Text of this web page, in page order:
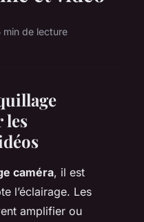
min de lecture
les
caméra, il est
l’éclairage. Les
amplifier ou